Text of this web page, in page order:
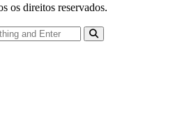
os direitos reservados.